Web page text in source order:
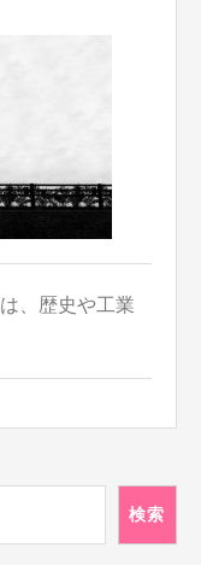
、歴史や工業
検索